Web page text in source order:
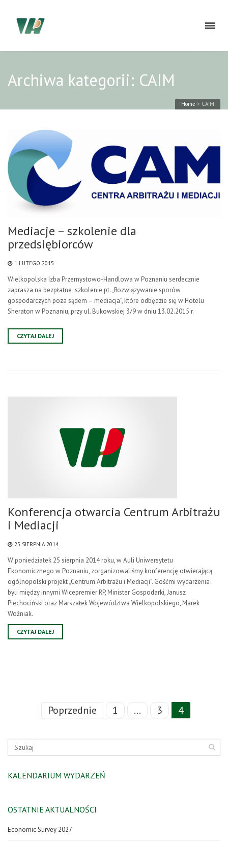
Archiwa kategorii: CAIM
Home > CAIM
Mediacje – szkolenie dla
przedsiębiorców
1 LUTEGO 2015
Wielkopolska Izba Przemysłowo-Handlowa w Poznaniu serdecznie
zaprasza na bezpłatne szkolenie pt. „Rozwiązywanie sporów
gospodarczych poza sądem – mediacja”, które odbędzie się w Hotelu
Sheraton w Poznaniu, przy ul. Bukowskiej 3/9 w dniu 13.02.2015 r.
CZYTAJ DALEJ
Konferencja otwarcia Centrum Arbitrażu
i Mediacji
25 SIERPNIA 2014
W poniedziałek 25 sierpnia 2014 roku, w Auli Uniwersytetu
Ekonomicznego w Poznaniu, zorganizowaliśmy konferencję otwierającą
ogólnopolski projekt „Centrum Arbitrażu i Mediacji”. Gośćmi wydarzenia
byli między innymi Wicepremier RP, Minister Gospodarki, Janusz
Piechociński oraz Marszałek Województwa Wielkopolskiego, Marek
Woźniak.
CZYTAJ DALEJ
Poprzednie 1 … 3 4
KALENDARIUM WYDARZEŃ
OSTATNIE AKTUALNOŚCI
Economic Survey 2027